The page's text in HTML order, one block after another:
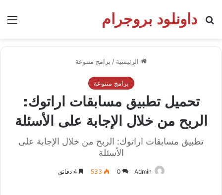
داونلود بروجرام
بحث عن
الرئيسية / برامج متنوعة
برامج متنوعة
تحميل تطبيق مسابقات اراتوك:
الربح من خلال الإجابة على الأسئلة
تطبيق مسابقات اراتوك: الربح من خلال الإجابة على
الأسئلة
Admin
0
533